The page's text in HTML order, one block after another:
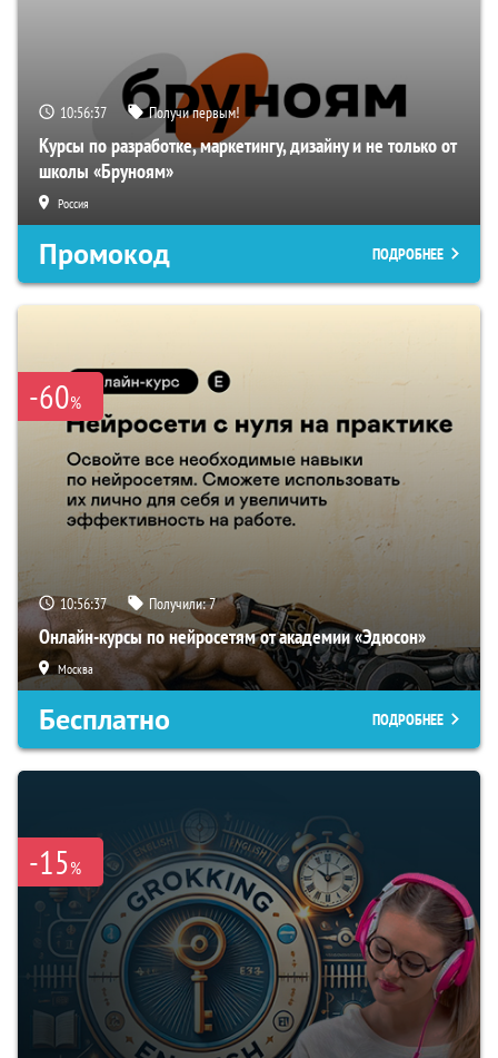
10:56:36 Получи первым!
Курсы по разработке, маркетингу, дизайну и не только от
школы «Бруноям»
Россия
Промокод ПОДРОБНЕЕ
-60%
10:56:36 Получили:7
Онлайн-курсы по нейросетям от академии «Эдюсон»
Москва
Бесплатно ПОДРОБНЕЕ
-15%